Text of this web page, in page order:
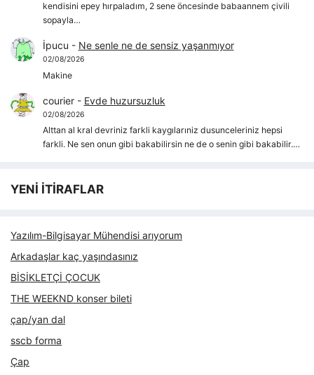
kendisini epey hırpaladım, 2 sene öncesinde babaannem çivili
sopayla…
İpucu - Ne senle ne de sensiz yaşanmıyor
02/08/2026
Makine
courier- Evde huzursuzluk
02/08/2026
Alttan al kral devriniz farkli kaygılarıniz dusunceleriniz hepsi
farkli. Ne sen onun gibi bakabilirsin ne de o senin gibi bakabilir.…
YENİ İTİRAFLAR
Yazılım-Bilgisayar Mühendisi arıyorum
Arkadaşlar kaç yaşındasınız
BİSİKLETÇİ ÇOCUK
THE WEEKND konser bileti
çap/yan dal
sscb forma
Çap